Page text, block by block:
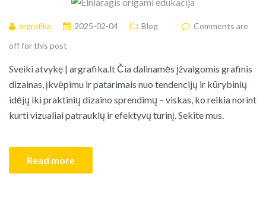
argrafika 2025-02-04 Blog
Comments are
off for this post
Sveiki atvykę | argrafika.lt Čia dalinamės įžvalgomis grafinis
dizainas, įkvėpimu ir patarimais nuo tendencijų ir kūrybinių
idėjų iki praktinių dizaino sprendimų – viskas, ko reikia norint
kurti vizualiai patrauklų ir efektyvų turinį. Sekite mus.
Read more